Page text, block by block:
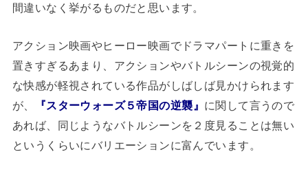
間違いなく挙がるものだと思います。
アクション映画やヒーロー映画でドラマパートに重きを
置きすぎるあまり、アクションやバトルシーンの視覚的
な快感が軽視されている作品がしばしば見かけられます
が、
『スターウォーズ５帝国の逆襲』 に関して言うので
あれば、同じようなバトルシーンを２度見ることは無い
というくらいにバリエーションに富んでいます。